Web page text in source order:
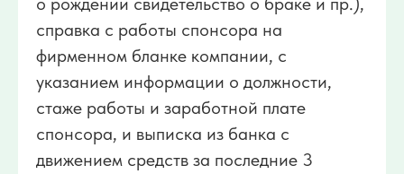
справка с работы спонсора на
фирменном бланке компании, с
указанием информации о должности,
стаже работы и заработной плате
спонсора, и выписка из банка с
движением средств за последние 3